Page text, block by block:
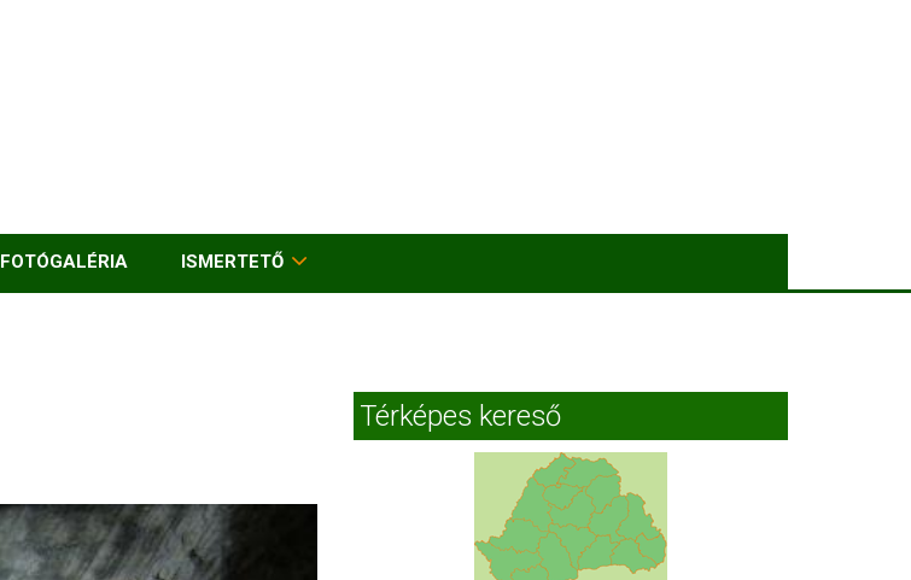
FOTÓGALÉRIA ISMERTETŐ
Térképes kereső